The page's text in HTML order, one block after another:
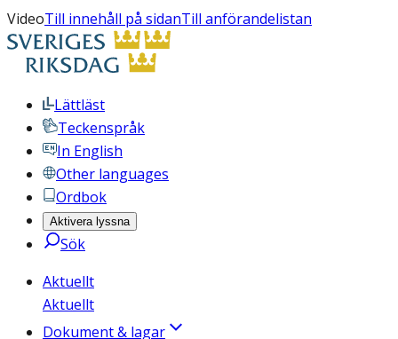
VideoTill innehåll på sidanTill anförandelistan
Lättläst
Teckenspråk
In English
Other languages
Ordbok
Aktivera lyssna
Sök
Aktuellt
Aktuellt
Dokument & lagar